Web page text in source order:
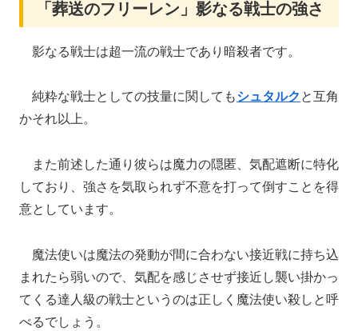
「葬送のフリーレン」影なる戦士の強さ
影なる戦士は超一流の戦士であり暗殺者です。
純粋な戦士としての技量に関してもシュタルクと互角
かそれ以上。
また前述した通り彼らは魔力の隠匿、気配遮断に特化
しており、強さを気取られず不意を打って倒すことを得
意としています。
魔法使いは魔法の発動が間に合わない接近戦に持ち込
まれたら弱いので、気配を感じさせず接近し襲い掛かっ
てくる達人級の戦士というのは正しく魔法使い殺しと呼
べるでしょう。